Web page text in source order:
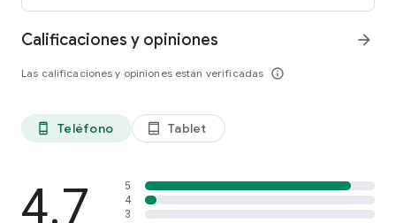
Calificaciones y opiniones
Las calificaciones y opiniones están verificadas info_outline
arrow_forward
phone_android Teléfono tablet_android Tablet
4.7
5
4
3